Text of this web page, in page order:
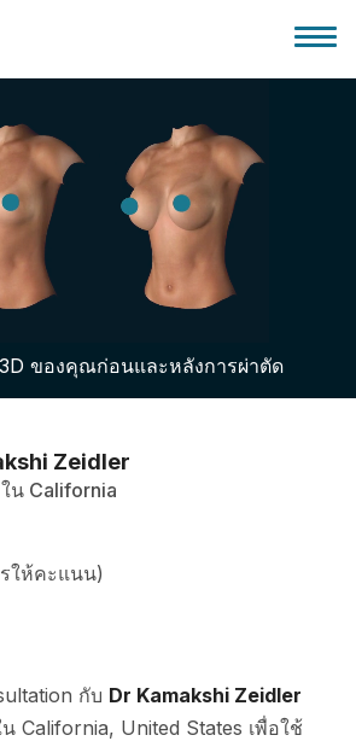
3D
นไข้
ของคุณก่อนและหลังการผ่าตัด
Zeidler
น California
ให้คะแนน)
กับ Dr Kamakshi Zeidler
California, United States เพื่อใช้